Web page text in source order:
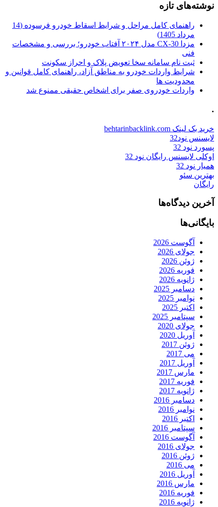
نوشته‌های تازه
راهنمای کامل مراحل و شرایط اسقاط خودرو فرسوده (14
مرداد 1405)
مزدا CX-30 مدل ۲۰۲۴ آفتاب خودرو؛ بررسی و مشخصات
فنی
ثبت نام سامانه سخا تعویض پلاک و احراز سکونت
شرایط واردات خودرو به مناطق آزاد، راهنمای کامل قوانین و
محدودیت ها
واردات خودروی صفر برای اشخاص حقیقی ممنوع شد
.
خرید بک لینک behtarinbacklink.com
لایسنس نود32
پسورد نود 32
اوکلی لایسنس رایگان نود 32
همیار نود 32
بهترین سئو
رایگان
آخرین دیدگاه‌ها
بایگانی‌ها
آگوست 2026
جولای 2026
ژوئن 2026
فوریه 2026
ژانویه 2026
دسامبر 2025
نوامبر 2025
اکتبر 2025
سپتامبر 2025
جولای 2020
آوریل 2020
ژوئن 2017
می 2017
آوریل 2017
مارس 2017
فوریه 2017
ژانویه 2017
دسامبر 2016
نوامبر 2016
اکتبر 2016
سپتامبر 2016
آگوست 2016
جولای 2016
ژوئن 2016
می 2016
آوریل 2016
مارس 2016
فوریه 2016
ژانویه 2016